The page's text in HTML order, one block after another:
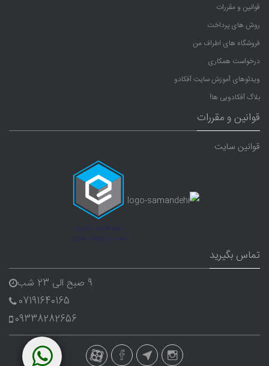
قوانین و مقررات
روش های پرداخت
فروشگاه های اطراف من
درخواست همکاری
ویدئوهای آموزش سایت آفکادو
بلاگ آفکادویی ها!
قوانین و مقررات
قوانین سایت
تماس بگیرید
9 صبح الی 23 شب
07191640165
09338282656